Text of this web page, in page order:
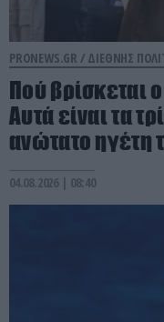
PRONEWS.GR / ΔΙΕΘΝΗΣ
Πού βρίσκεται
Aυτά είναι τα
ανώτατο ηγέτη
04.08.2026 | 08:40